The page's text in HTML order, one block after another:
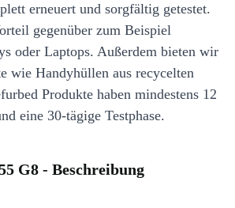
erneuert und sorgfältig getestet.
gegenüber zum Beispiel
oder Laptops. Außerdem bieten wir
wie Handyhüllen aus recycelten
Produkte haben mindestens 12
eine 30-tägige Testphase.
G8 - Beschreibung